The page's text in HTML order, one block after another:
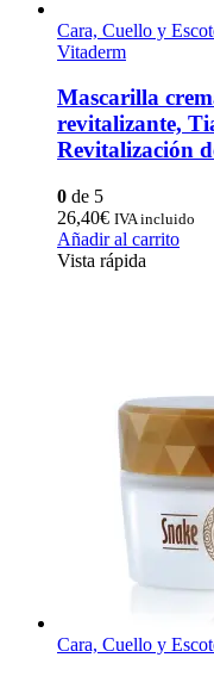
Cara, Cuello y
Vitaderm
Mascarilla
revitalizante,
Revitalización
0 de 5
26,40€ IVA incluido
Añadir al carrito
Vista rápida
Cara, Cuello y